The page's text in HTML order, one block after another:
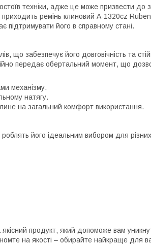
техніки, адже це може призвести до
ремінь клиновий A-1320cz
підтримувати його в справному стані.
що забезпечує його довговічність та
передає обертальний момент, що
механізму.
натягу.
на загальний комфорт використання.
його ідеальним вибором для
продукт, який допоможе вам
на якості – обирайте найкраще для